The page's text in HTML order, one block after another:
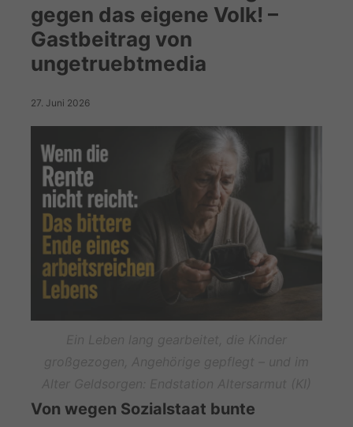
gegen das eigene Volk! –
Gastbeitrag von
ungetruebtmedia
27. Juni 2026
Von wegen Sozialstaat bunte